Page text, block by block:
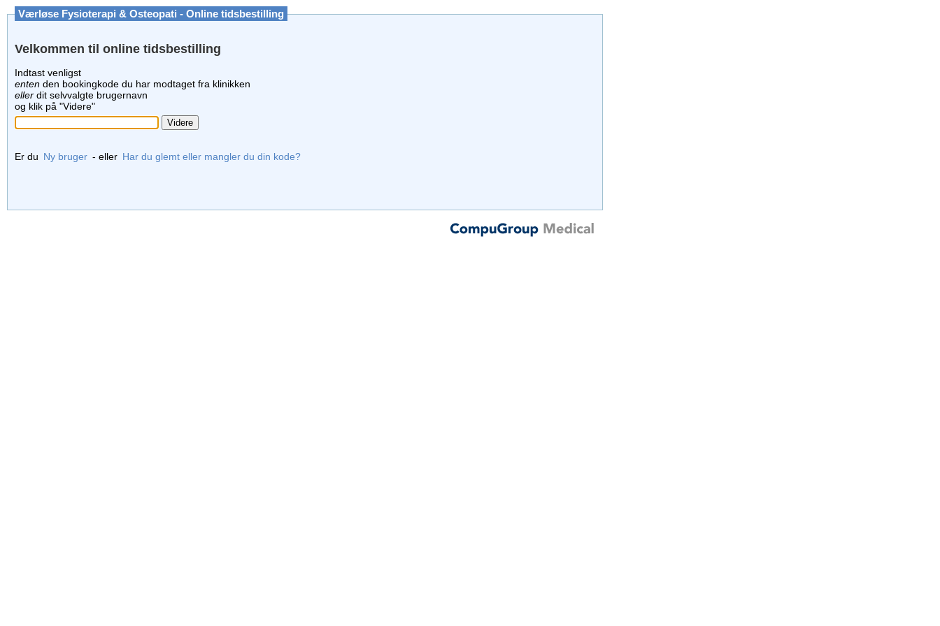
Værløse Fysioterapi & Osteopati - Online tidsbestilling
Velkommen til online tidsbestilling
Indtast venligst
enten den bookingkode du har modtaget fra klinikken
eller dit selvvalgte brugernavn
og klik på "Videre"
Er du Ny bruger - eller Har du glemt eller mangler du din kode?